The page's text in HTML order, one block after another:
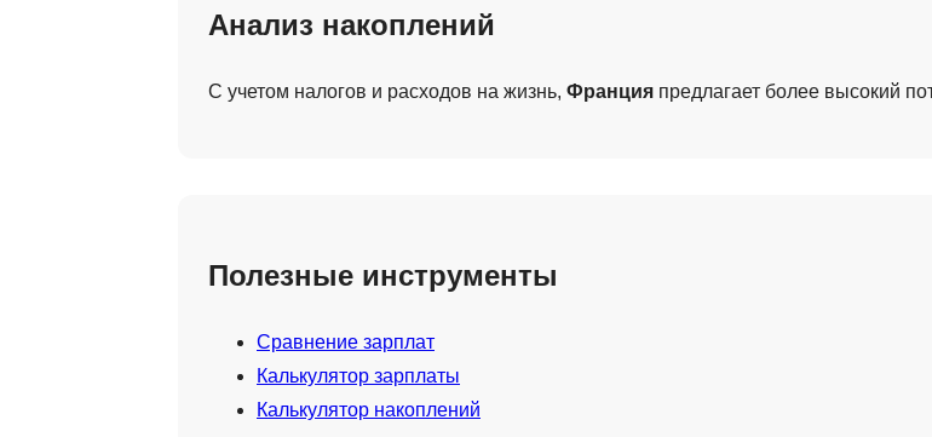
Анализ накоплений
С учетом налогов и расходов на жизнь, Франция предлагает более высокий
Полезные инструменты
Сравнение зарплат
Калькулятор зарплаты
Калькулятор накоплений